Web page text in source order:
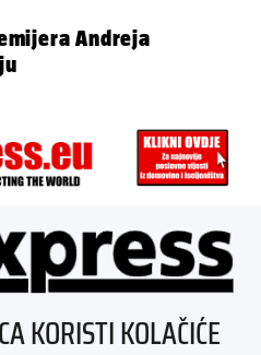
Andreja
UNS
KORISTI KOLAČIĆE